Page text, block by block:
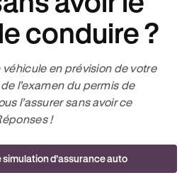
conduire ?
véhicule en prévision de votre
l’examen du permis de
l’assurer sans avoir ce
!
d’assurance auto